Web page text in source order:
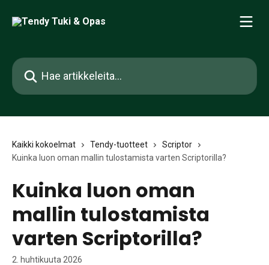
Hae artikkeleita...
Kaikki kokoelmat Tendy-tuotteet
Scriptor
Kuinka luon oman mallin tulostamista varten Scriptorilla?
Kuinka luon oman
mallin tulostamista
varten Scriptorilla?
2. huhtikuuta 2026